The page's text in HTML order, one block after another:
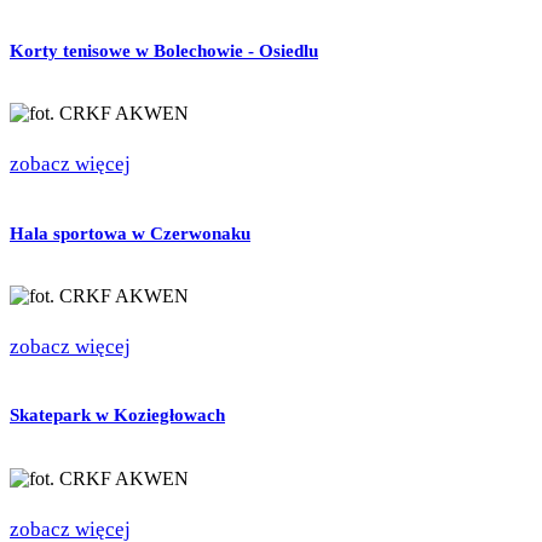
Korty tenisowe w Bolechowie - Osiedlu
zobacz więcej
Hala sportowa w Czerwonaku
zobacz więcej
Skatepark w Koziegłowach
zobacz więcej